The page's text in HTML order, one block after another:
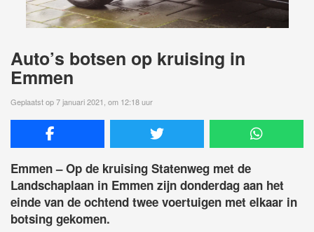
Auto’s botsen op kruising in
Emmen
Geplaatst op 7 januari 2021, om 12:18 uur
Emmen – Op de kruising Statenweg met de
Landschaplaan in Emmen zijn donderdag aan het
einde van de ochtend twee voertuigen met elkaar in
botsing gekomen.